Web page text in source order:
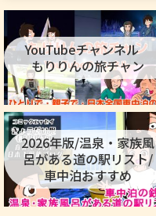
YouTubeチャンネル
もりりんの旅チャン
2026年版/温泉・家族風
呂がある道の駅リスト/
車中泊おすすめ